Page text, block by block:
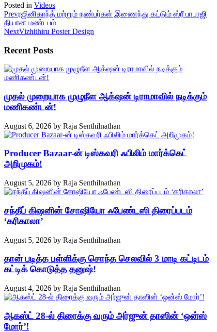
Posted in Videos
Prevரஜினிகாந்த் மற்றும் நண்பர்கள் இணைந்து கட்டும் ஸ்ரீ பாபாஜி
தியான மண்டபம்
NextVizhithiru Poster Design
Recent Posts
முதல் முறையாக முழுநீள ஆக்‌ஷன் டிராமாவில் நடிக்கும்
மணிகண்டன்!
August 6, 2026 by Raja Senthilnathan
Producer Bazaar-ன் டிஸ்கவரி ஃபிலிம் மார்க்கெட்
அறிமுகம்!
August 5, 2026 by Raja Senthilnathan
சந்தீப் கிஷனின் சோஷியோ ஃபேண்டஸி திரைப்படம்
‘கரிகாலா’
August 5, 2026 by Raja Senthilnathan
தான் படித்த பள்ளிக்கு சொந்த செலவில் 3 மாடி கட்டிடம்
கட்டிக் கொடுத்த தனுஷ்!
August 4, 2026 by Raja Senthilnathan
ஆகஸ்ட் 28-ல் திரைக்கு வரும் அர்ஜுன் தாஸின் ‘ஒன்ஸ்
மோர்’!